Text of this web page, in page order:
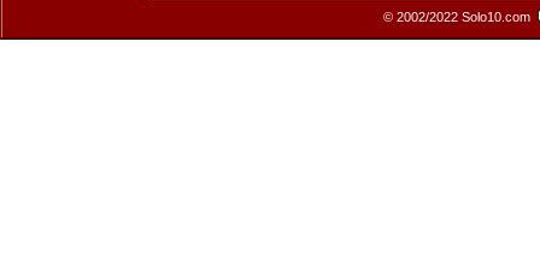
© 2002/2022 Solo10.com